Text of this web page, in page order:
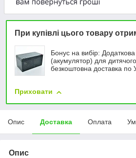
При купівлі цього товару
Бонус на вибір:
(акумулятор) для
безкоштовна доставка по
Приховати
Опис Доставка Оплата
Опис